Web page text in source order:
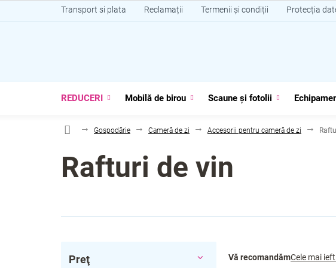
la
Transport si plata Reclamații Termenii și condiții Protecția
REDUCERI Mobilă de birou Scaune și fotolii
Gospodărie Cameră de zi Accesorii pentru cameră de zi
Rafturi de vin
Preţ
e
Vă recomandămCele mai